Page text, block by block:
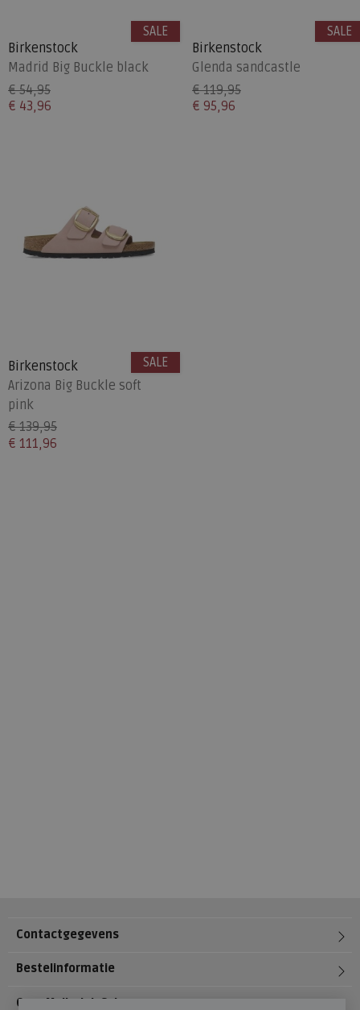
Birkenstock
Madrid Big Buckle black
€ 54,95
€ 43,96
SALE
Birkenstock
Glenda sandcastle
€ 119,95
€ 95,96
SALE
Birkenstock
Arizona Big Buckle soft
pink
€ 139,95
€ 111,96
SALE
Contactgegevens
Bestelinformatie
Over Meijerink Schoenen